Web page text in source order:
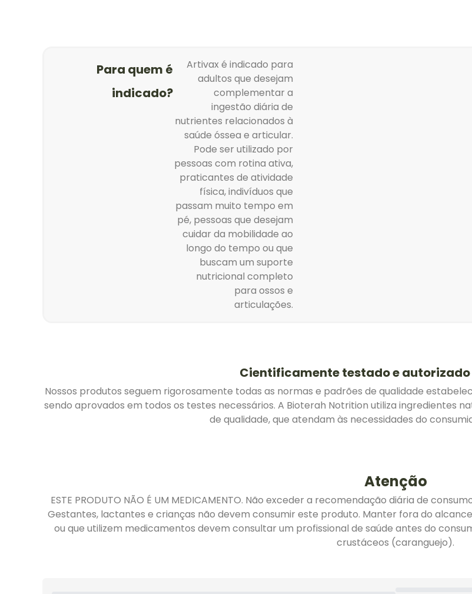
Para quem é
indicado?
Artivax é indicado para
adultos que desejam
complementar a
ingestão diária de
nutrientes relacionados à
saúde óssea e articular.
Pode ser utilizado por
pessoas com rotina ativa,
praticantes de atividade
física, indivíduos que
passam muito tempo em
pé, pessoas que desejam
cuidar da mobilidade ao
longo do tempo ou que
buscam um suporte
nutricional completo
para ossos e
articulações.
Cientificamente testado e autorizado
Nossos produtos seguem rigorosamente todas as normas e padrões de qualidade
sendo aprovados em todos os testes necessários. A Bioterah Notrition utiliza ingredientes
de qualidade, que atendam às necessidades do
Atenção
ESTE PRODUTO NÃO É UM MEDICAMENTO. Não exceder a recomendação diária de
Gestantes, lactantes e crianças não devem consumir este produto. Manter fora do
ou que utilizem medicamentos devem consultar um profissional de saúde antes do
crustáceos (caranguejo).